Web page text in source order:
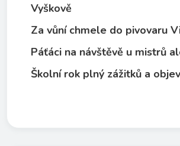
Vyškově
Za vůní chmele do pivovaru
Páťáci na návštěvě u mistrů
Školní rok plný zážitků a